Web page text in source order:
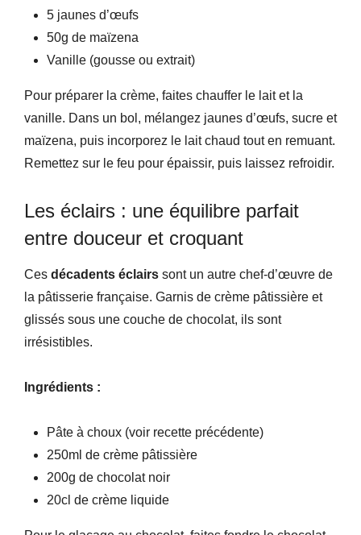
5 jaunes d’œufs
50g de maïzena
Vanille (gousse ou extrait)
Pour préparer la crème, faites chauffer le lait et la
vanille. Dans un bol, mélangez jaunes d’œufs, sucre et
maïzena, puis incorporez le lait chaud tout en remuant.
Remettez sur le feu pour épaissir, puis laissez refroidir.
Les éclairs : une équilibre parfait
entre douceur et croquant
Ces décadents éclairs sont un autre chef-d’œuvre de
la pâtisserie française. Garnis de crème pâtissière et
glissés sous une couche de chocolat, ils sont
irrésistibles.
Ingrédients :
Pâte à choux (voir recette précédente)
250ml de crème pâtissière
200g de chocolat noir
20cl de crème liquide